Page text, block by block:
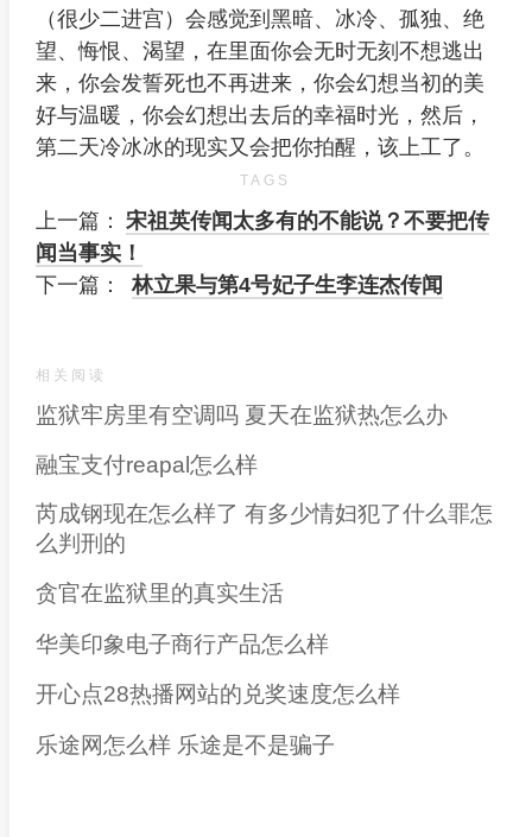
（很少二进宫）会感觉到黑暗、冰冷、孤独、绝
望、悔恨、渴望，在里面你会无时无刻不想逃出
来，你会发誓死也不再进来，你会幻想当初的美
好与温暖，你会幻想出去后的幸福时光，然后，
第二天冷冰冰的现实又会把你拍醒，该上工了。
TAGS
上一篇： 宋祖英传闻太多有的不能说？不要把传
闻当事实！
下一篇：
林立果与第4号妃子生李连杰传闻
相关阅读
监狱牢房里有空调吗 夏天在监狱热怎么办
融宝支付reapal怎么样
芮成钢现在怎么样了 有多少情妇犯了什么罪怎
么判刑的
贪官在监狱里的真实生活
华美印象电子商行产品怎么样
开心点28热播网站的兑奖速度怎么样
乐途网怎么样 乐途是不是骗子